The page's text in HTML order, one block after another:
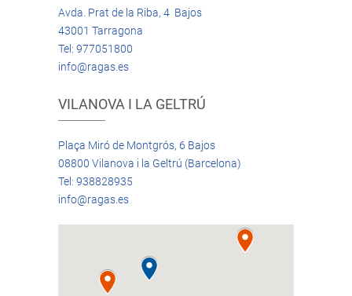
Avda. Prat de la Riba, 4 Bajos
43001 Tarragona
Tel: 977051800
info@ragas.es
VILANOVA I LA GELTRÚ
Plaça Miró de Montgrós, 6 Bajos
08800 Vilanova i la Geltrú (Barcelona)
Tel: 938828935
info@ragas.es